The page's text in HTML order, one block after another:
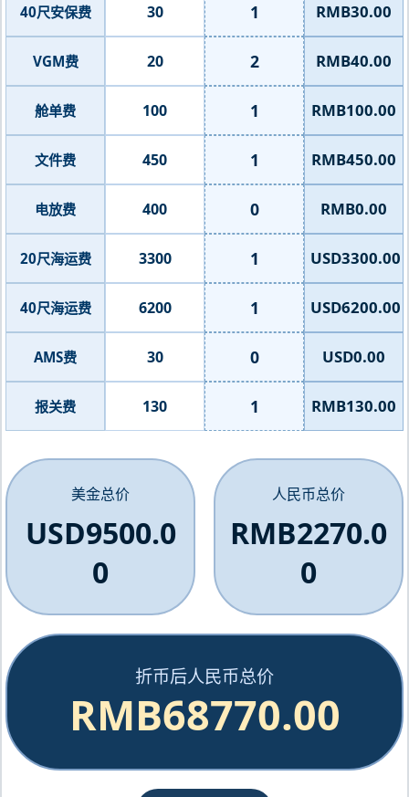
40尺安保费 30 1 RMB30.00
VGM费 20 2 RMB40.00
舱单费 100 1 RMB100.00
文件费 450 1 RMB450.00
电放费 400 0 RMB0.00
20尺海运费 3300 1 USD3300.00
40尺海运费 6200 1 USD6200.00
AMS费 30 0 USD0.00
报关费 130 1 RMB130.00
美金总价
USD9500.0
0
人民币总价
RMB2270.0
0
折币后人民币总价
RMB68770.00